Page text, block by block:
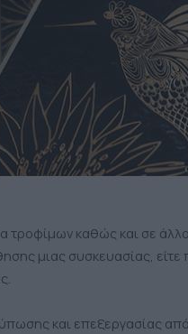
καθώς και σε
μιας συσκευασίας,
και επεξεργασίας